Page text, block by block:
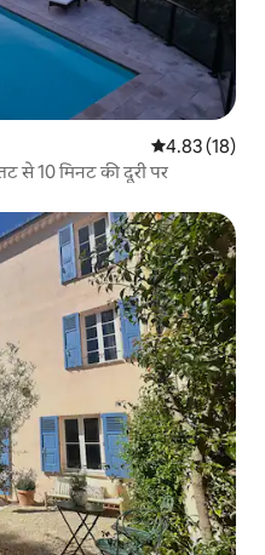
औसत रेटिंग 5 में
4.83 (18)
से 10 मिनट की दूरी पर